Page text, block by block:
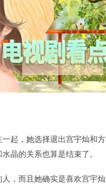
起，她选择退出宫宇灿和
晶的关系也算是结束了。
，而且她确实是喜欢宫宇